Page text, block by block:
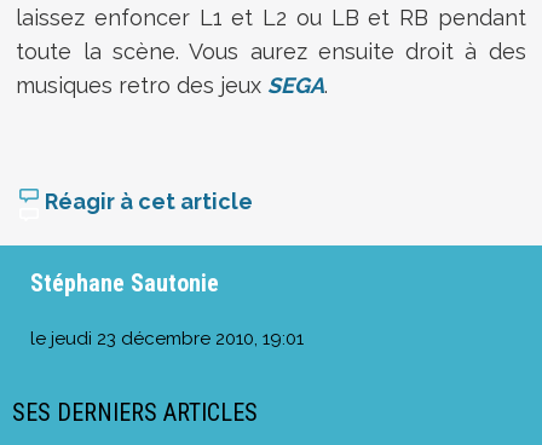
laissez enfoncer L1 et L2 ou LB et RB pendant
toute la scène. Vous aurez ensuite droit à des
musiques retro des jeux SEGA.
Réagir à cet article
Stéphane Sautonie
le jeudi 23 décembre 2010, 19:01
SES DERNIERS ARTICLES